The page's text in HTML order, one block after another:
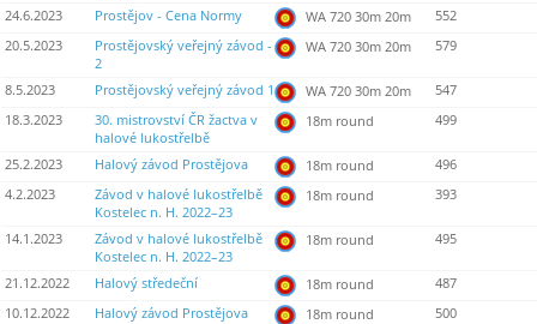
24.6.2023 Prostějov - Cena Normy WA 720 30m 20m
552
20.5.2023
Prostějovský veřejný závod -
2
WA 720 30m 20m 579
8.5.2023 Prostějovský veřejný závod 1 WA 720 30m 20m
547
18.3.2023
30. mistrovství ČR žactva v
halové lukostřelbě
18m round 499
25.2.2023 Halový závod Prostějova 18m round
496
4.2.2023
Závod v halové lukostřelbě
Kostelec n. H. 2022–23
18m round 393
14.1.2023
Závod v halové lukostřelbě
Kostelec n. H. 2022–23
18m round 495
21.12.2022 Halový středeční 18m round
487
10.12.2022
Halový závod Prostějova 18m round 500